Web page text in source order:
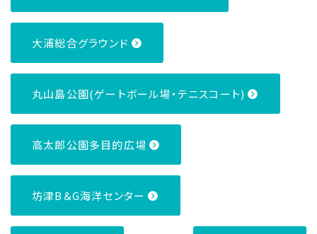
大浦総合グラウンド
丸山島公園(ゲートボール場・テニスコート)
高太郎公園多目的広場
坊津B＆G海洋センター